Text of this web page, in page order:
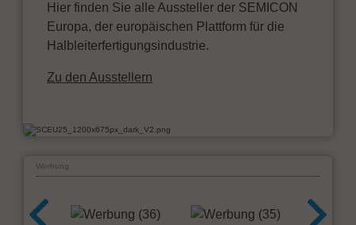
Hier finden Sie alle Aussteller der SEMICON
Europa, der europäischen Plattform für die
Halbleiterfertigungsindustrie.
Zu den Ausstellern
Werbung